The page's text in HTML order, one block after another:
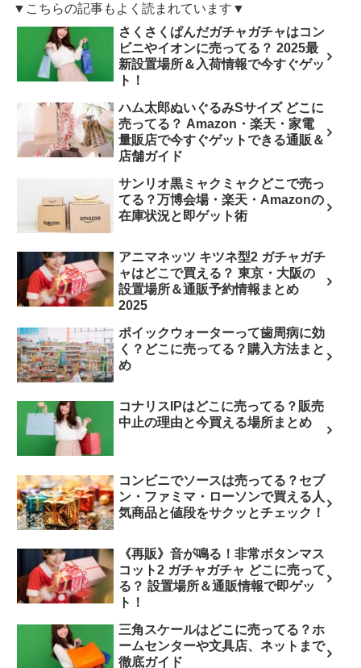
▼こちらの記事もよく読まれています▼
さくさくぱんだガチャガチャはコン
ビニやイオンに売ってる？ 2025最
新設置場所＆入荷情報で今すぐゲッ
ト！
ハム太郎ぬいぐるみSサイズ どこに
売ってる？ Amazon・楽天・家電
量販店で今すぐゲットできる通販＆
店舗ガイド
サンリオ黒ミャクミャクどこで売っ
てる？万博会場・楽天・Amazonの
在庫状況と即ゲット術
アニマネッツ キツネ型2 ガチャガチ
ャはどこで買える？ 東京・大阪の
設置場所＆通販予約情報まとめ
2025
ポイックウォーターって歯周病に効
く？どこに売ってる？購入方法まと
め
コナリスIPはどこに売ってる？販売
中止の理由と今買える場所まとめ
コンビニでソースは売ってる？セブ
ン・ファミマ・ローソンで買える人
気商品と値段をサクッとチェック！
《再販》音が鳴る！非常ボタンマス
コット2 ガチャガチャ どこに売って
る？ 設置場所＆通販情報で即ゲッ
ト！
三角スケールはどこに売ってる？ホ
ームセンターや文具店、ネットまで
徹底ガイド